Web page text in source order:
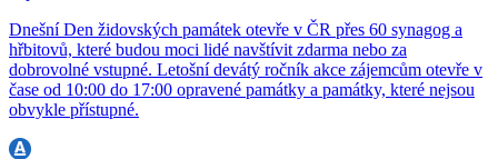
Dnešní Den židovských památek otevře v ČR přes 60 synagog a
hřbitovů, které budou moci lidé navštívit zdarma nebo za
dobrovolné vstupné. Letošní devátý ročník akce zájemcům otevře v
čase od 10:00 do 17:00 opravené památky a památky, které nejsou
obvykle přístupné.